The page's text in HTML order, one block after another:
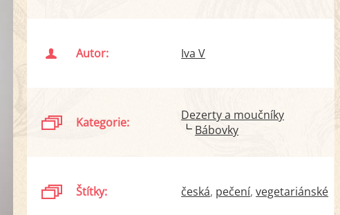
Autor: Iva V
Kategorie:
Dezerty a moučníky
Bábovky
Štítky: česká pečení vegetariánské